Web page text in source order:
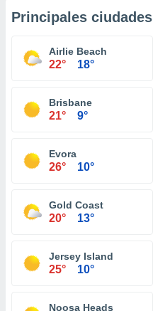
Principales ciudades
Airlie Beach
22° 18°
Brisbane
21° 9°
Evora
26° 10°
Gold Coast
20° 13°
Jersey Island
25° 10°
Noosa Heads